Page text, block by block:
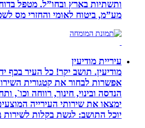
ותשתיות בארץ ובחו”ל. מטפל בדוחות
מע”מ, ביטוח לאומי והחזרי מס
עיריית מודיעין
מודיעין. תושב יקר! כל העיר בכף ידך!
אפשרות לבחור את קטגורית השירות
הנדסה ובינוי, חינוך, רווחה וכו`, ותחת
ימצאו את שירותי העירייה המוצעים.
יוכל התושב: לגשת בקלות לשירות